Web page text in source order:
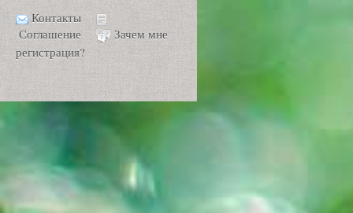
Контакты
Соглашение
Зачем мне
регистрация?